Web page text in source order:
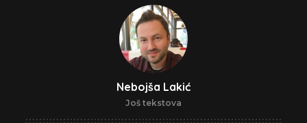
Nebojša Lakić
Još tekstova